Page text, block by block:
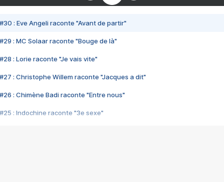
#30 : Eve Angeli raconte "Avant de partir"
#29 : MC Solaar raconte "Bouge de là"
#28 : Lorie raconte "Je vais vite"
#27 : Christophe Willem raconte "Jacques a dit"
#26 : Chimène Badi raconte "Entre nous"
#25 : Indochine raconte "3e sexe"